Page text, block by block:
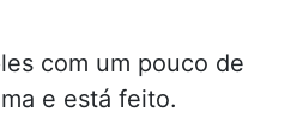
com um pouco de
e está feito.